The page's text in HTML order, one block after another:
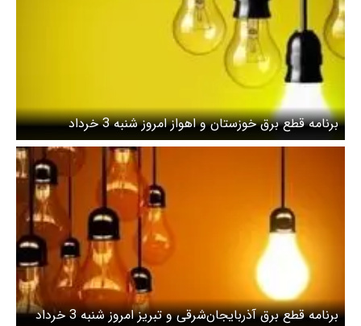
برنامه قطع برق خوزستان و اهواز امروز شنبه 3 خرداد
برنامه قطع برق آذربایجان‌شرقی و تبریز امروز شنبه 3 خرداد